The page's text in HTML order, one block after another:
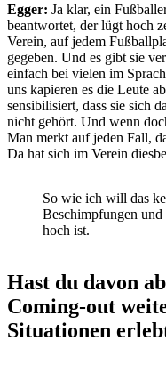
Egger: Ja klar, ein
beantwortet, der lügt hoch
Verein, auf jedem
gegeben. Und es gibt sie
einfach bei vielen im
uns kapieren es die Leute
sensibilisiert, dass sie sich
nicht gehört. Und wenn
Man merkt auf jeden Fall,
Da hat sich im Verein
So wie ich will das
Beschimpfungen
hoch ist.
Hast du davon
Coming-out
Situationen